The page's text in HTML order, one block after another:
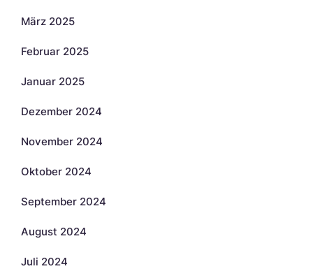
März 2025
Februar 2025
Januar 2025
Dezember 2024
November 2024
Oktober 2024
September 2024
August 2024
Juli 2024